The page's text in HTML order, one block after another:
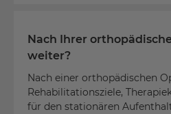
Nach Ihrer
weiter?
Nach einer orthopädischen
Rehabilitationsziele,
für den stationären